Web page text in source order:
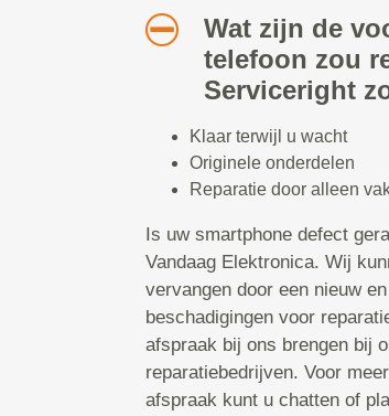
Wat zijn de
telefoon zou
Serviceright
Klaar terwijl u wacht
Originele onderdelen
Reparatie door alleen
Is uw smartphone defect
Vandaag Elektronica. Wij
vervangen door een nieuw
beschadigingen voor
afspraak bij ons brengen bij
reparatiebedrijven. Voor
afspraak kunt u chatten of